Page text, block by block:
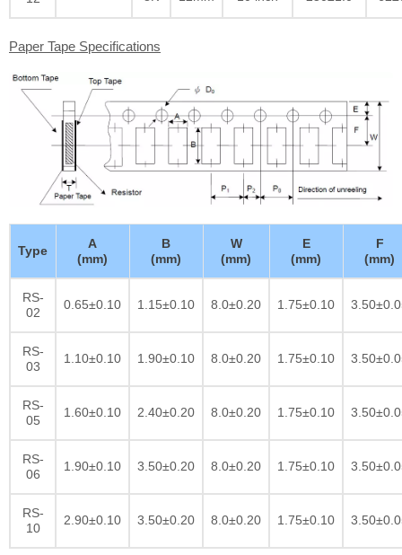
Paper Tape Specifications
Type
A
(mm)
B
(mm)
W
(mm)
E
(mm)
F
(mm)
RS-
02
0.65±0.10 1.15±0.10 8.0±0.20 1.75±0.10
RS-
03
1.10±0.10 1.90±0.10 8.0±0.20 1.75±0.10
RS-
05
1.60±0.10 2.40±0.20 8.0±0.20 1.75±0.10
RS-
06
1.90±0.10 3.50±0.20 8.0±0.20 1.75±0.10
RS-
10
2.90±0.10 3.50±0.20 8.0±0.20 1.75±0.10